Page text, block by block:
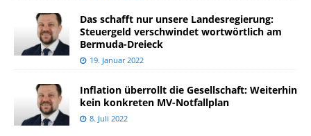
Das schafft nur unsere Landesregierung:
Steuergeld verschwindet wortwörtlich am
Bermuda-Dreieck
19. Januar 2022
Inflation überrollt die Gesellschaft: Weiterhin
kein konkreten MV-Notfallplan
8. Juli 2022